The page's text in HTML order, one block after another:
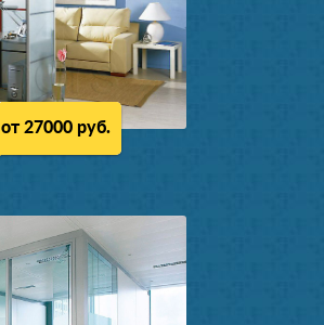
от 27000 руб.